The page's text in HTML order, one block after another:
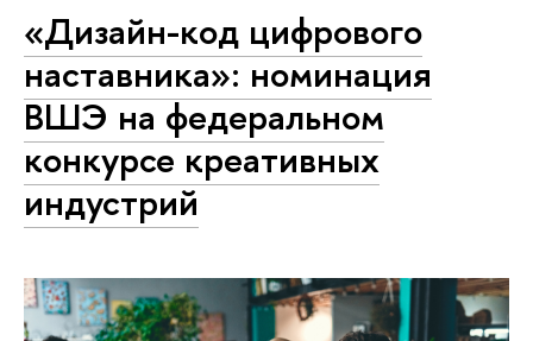
«Дизайн-код цифрового
наставника»: номинация
ВШЭ на федеральном
конкурсе креативных
индустрий